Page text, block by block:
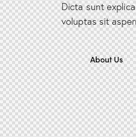
Dicta sunt
voluptas sit
About Us